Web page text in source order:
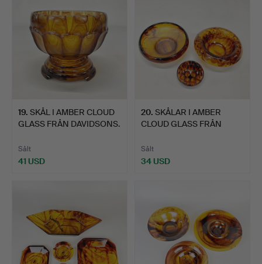
19. SKÅL I AMBER CLOUD
GLASS FRÅN DAVIDSONS.
Sålt
41 USD
20. SKÅLAR I AMBER
CLOUD GLASS FRÅN
Sålt
34 USD